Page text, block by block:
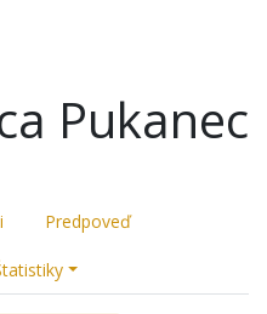
Pukanec
Predpoveď